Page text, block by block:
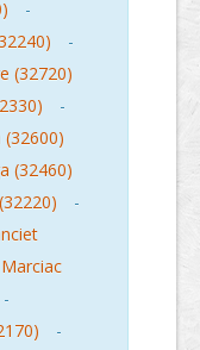
-
-
(32720)
-
(32460)
-
Marciac
-
-